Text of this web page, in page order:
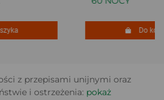
Do
z przepisami unijnymi oraz
i ostrzeżenia: pokaż